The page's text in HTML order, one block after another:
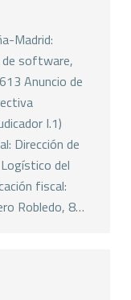
Madrid:
de software,
Anuncio de
I.1)
Dirección de
del
fiscal:
Robledo, 8…